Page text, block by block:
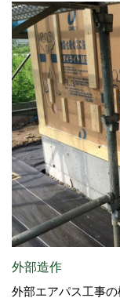
外部造作
外部エアパス工事